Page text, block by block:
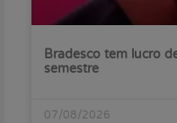
Bradesco tem lucro
semestre
07/08/2026